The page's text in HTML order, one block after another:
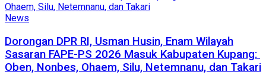
News
Dorongan DPR RI, Usman Husin, Enam Wilayah
Sasaran FAPE-PS 2026 Masuk Kabupaten Kupang:
Oben, Nonbes, Ohaem, Silu, Netemnanu, dan Takari